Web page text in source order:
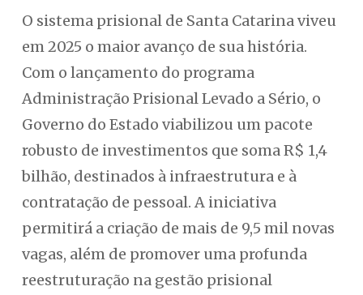
O sistema prisional de Santa Catarina viveu
em 2025 o maior avanço de sua história.
Com o lançamento do programa
Administração Prisional Levado a Sério, o
Governo do Estado viabilizou um pacote
robusto de investimentos que soma R$ 1,4
bilhão, destinados à infraestrutura e à
contratação de pessoal. A iniciativa
permitirá a criação de mais de 9,5 mil novas
vagas, além de promover uma profunda
reestruturação na gestão prisional